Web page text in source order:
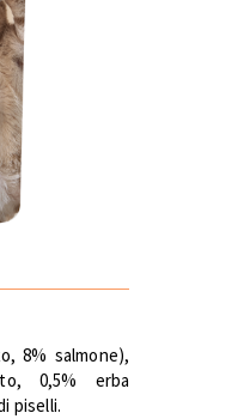
8% salmone),
0,5% erba
piselli.